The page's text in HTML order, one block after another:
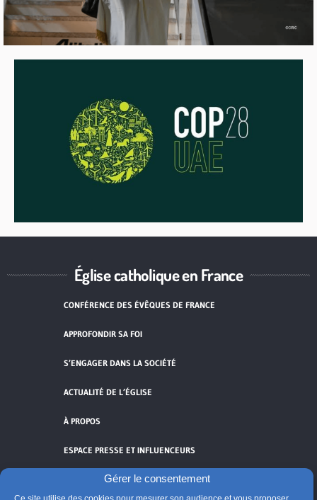
Gérer le consentement
Église catholique en France
CONFÉRENCE DES ÉVÊQUES DE FRANCE
APPROFONDIR SA FOI
S’ENGAGER DANS LA SOCIÉTÉ
ACTUALITÉ DE L’ÉGLISE
À PROPOS
ESPACE PRESSE ET INFLUENCEURS